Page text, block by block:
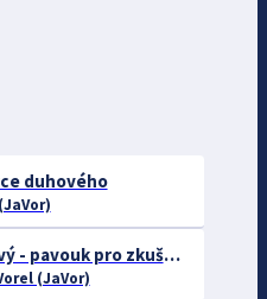
duhového
Sklípkan modravý - pavouk pro zkušené chovatele
(JaVor)